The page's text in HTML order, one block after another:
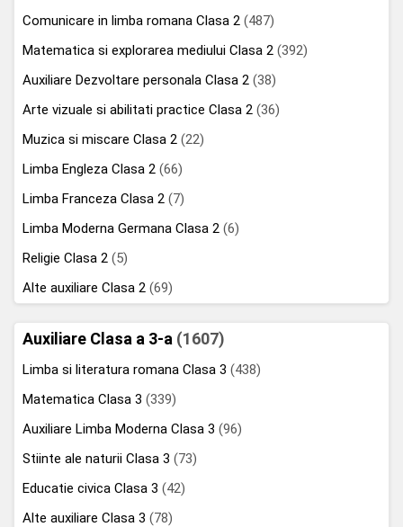
Comunicare in limba romana Clasa 2 (487)
Matematica si explorarea mediului Clasa 2 (392)
Auxiliare Dezvoltare personala Clasa 2 (38)
Arte vizuale si abilitati practice Clasa 2 (36)
Muzica si miscare Clasa 2 (22)
Limba Engleza Clasa 2 (66)
Limba Franceza Clasa 2 (7)
Limba Moderna Germana Clasa 2 (6)
Religie Clasa 2 (5)
Alte auxiliare Clasa 2 (69)
Auxiliare Clasa a 3-a (1607)
Limba si literatura romana Clasa 3 (438)
Matematica Clasa 3 (339)
Auxiliare Limba Moderna Clasa 3 (96)
Stiinte ale naturii Clasa 3 (73)
Educatie civica Clasa 3 (42)
Alte auxiliare Clasa 3 (78)